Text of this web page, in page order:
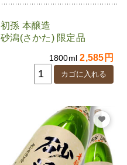
初孫 本醸造
砂潟(さかた) 限定品
1800ml2,585円